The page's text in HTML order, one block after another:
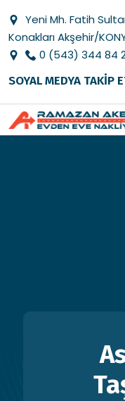
Yeni Mh. Fatih
Konakları Akşehir/
0 (543) 344 84
SOYAL MEDYA TAKİP